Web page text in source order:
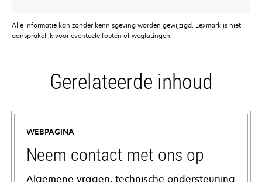
Alle informatie kan zonder kennisgeving worden gewijzigd. Lexmark is niet
aansprakelijk voor eventuele fouten of weglatingen.
Gerelateerde inhoud
WEBPAGINA
Neem contact met ons op
Algemene vragen, technische ondersteuning